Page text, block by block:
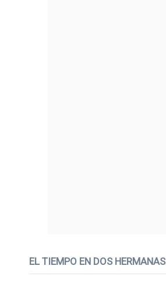
EL TIEMPO EN DOS HERMANAS